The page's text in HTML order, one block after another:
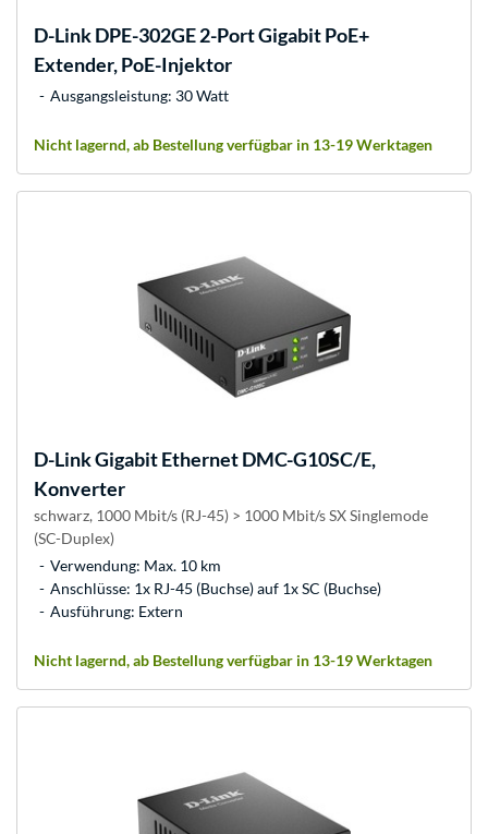
D-LinkDPE-302GE 2-Port Gigabit PoE+
Extender, PoE-Injektor
Ausgangsleistung: 30 Watt
Nicht lagernd, ab Bestellung verfügbar in 13-19 Werktagen
D-LinkGigabit Ethernet DMC-G10SC/E,
Konverter
schwarz, 1000 Mbit/s (RJ-45) > 1000 Mbit/s SX Singlemode
(SC-Duplex)
Verwendung: Max. 10 km
Anschlüsse: 1x RJ-45 (Buchse) auf 1x SC (Buchse)
Ausführung: Extern
Nicht lagernd, ab Bestellung verfügbar in 13-19 Werktagen